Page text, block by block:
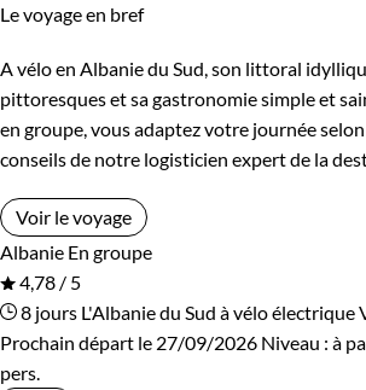
Le voyage en bref
A vélo en Albanie du Sud, son littoral
pittoresques et sa gastronomie simple et
en groupe, vous adaptez votre journée
conseils de notre logisticien expert de la
Voir le voyage
Albanie En groupe
4,78 / 5
8 jours L'Albanie du Sud à vélo électrique
Prochain départ le 27/09/2026 Niveau : à
pers.